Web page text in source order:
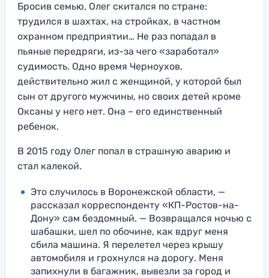
Бросив семью, Олег скитался по стране:
трудился в шахтах, на стройках, в частном
охранном предприятии… Не раз попадал в
пьяные передряги, из-за чего «заработал»
судимость. Одно время Черноухов,
действительно жил с женщиной, у которой был
сын от другого мужчины, но своих детей кроме
Оксаны у него нет. Она – его единственный
ребенок.
В 2015 году Олег попал в страшную аварию и
стал калекой.
Это случилось в Воронежской области, —
рассказал корреспонденту «КП-Ростов-на-
Дону» сам бездомный. — Возвращался ночью с
шабашки, шел по обочине, как вдруг меня
сбила машина. Я перелетел через крышу
автомобиля и грохнулся на дорогу. Меня
запихнули в багажник, вывезли за город и